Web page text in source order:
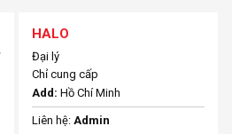
HALO
Đại lý
Chỉ cung cấp
Add: Hồ Chí Minh
Liên hệ:Admin